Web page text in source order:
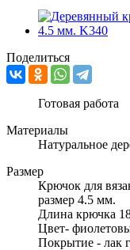
Поделиться
Готовая работа
Материалы
Натуральное
Размер
Крючок для
размер 4.5 мм.
Длина крючка
Цвет-
Покрытие - лак